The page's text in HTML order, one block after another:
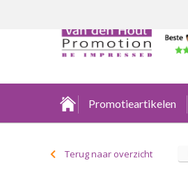
Promotieartikelen
Terug naar overzicht